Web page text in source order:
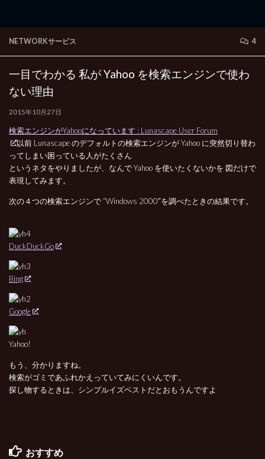
NETWORKサービス 4
一目でわかる 私が Yahoo を検索エンジンで使わ
ない理由
2015年10月27日
検索エンジンがYahooになっています : Lunascape User Forum
以前 Lunascape のデフォルトの検索エンジンが Yahoo に突然切り替わ
ってしまい困っている人がたくさん
というネタをやりましたが、なんで Yahoo を使いたくないかを 図だけで
表現してみます。
次の４つの検索エンジンで “Windows 2000″を調べたときの結果です。
DuckDuckGo
Bing
Google
Yahoo!
もう、分かりますね。
検索がゴミであふれかえっていてみにくいんです。
探し物するときは、シンプルイズベストだとおもうんですよ
おすすめ